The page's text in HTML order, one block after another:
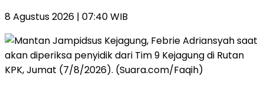
8 Agustus 2026 | 07:40 WIB